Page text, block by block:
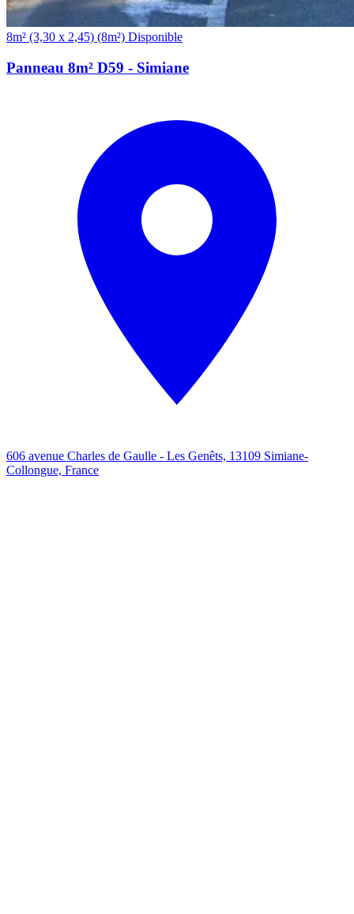
(8m²)
606 avenue Charles de Gaulle - Les Genêts, 13109 Simiane-
Collongue, France